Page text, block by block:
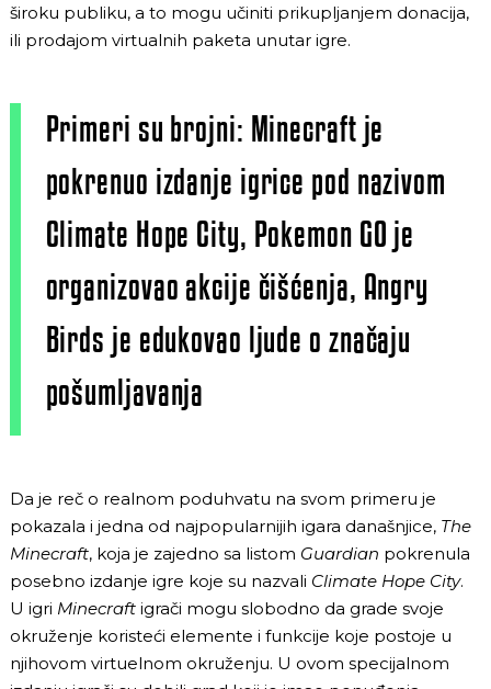
široku publiku, a to mogu učiniti prikupljanjem donacija,
ili prodajom virtualnih paketa unutar igre.
Primeri su brojni: Minecraft je
pokrenuo izdanje igrice pod nazivom
Climate Hope City, Pokemon GO je
organizovao akcije čišćenja, Angry
Birds je edukovao ljude o značaju
pošumljavanja
Da je reč o realnom poduhvatu na svom primeru je
pokazala i jedna od najpopularnijih igara današnjice, The
Minecraft, koja je zajedno sa listom Guardian pokrenula
posebno izdanje igre koje su nazvali Climate Hope City.
U igri Minecraft igrači mogu slobodno da grade svoje
okruženje koristeći elemente i funkcije koje postoje u
njihovom virtuelnom okruženju. U ovom specijalnom